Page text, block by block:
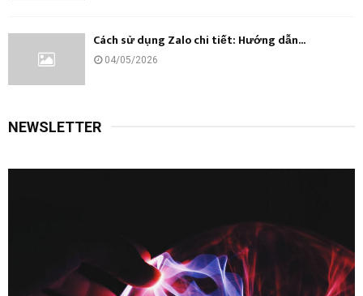
Cách sử dụng Zalo chi tiết: Hướng dẫn...
04/05/2026
NEWSLETTER